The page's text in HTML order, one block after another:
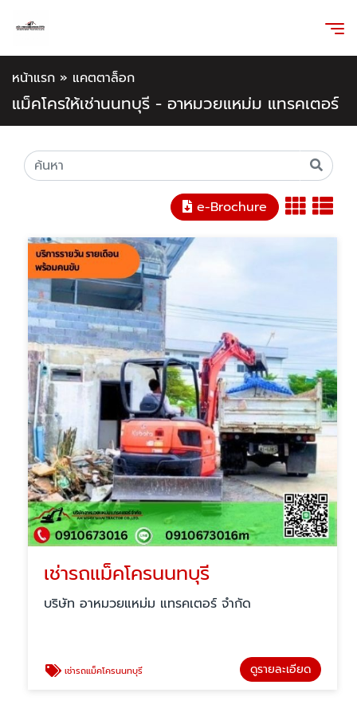
หน้าแรก » แคตตาล็อก
แม็คโครให้เช่านนทบุรี - อาหมวยแหม่ม แทรคเตอร์
e-Brochure
เช่ารถแม็คโครนนทบุรี
บริษัท อาหมวยแหม่ม แทรคเตอร์ จำกัด
เช่ารถแม็คโครนนทบุรี ดูรายละเอียด